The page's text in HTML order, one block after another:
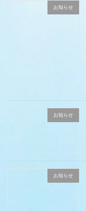
お知らせ
お知らせ
お知らせ